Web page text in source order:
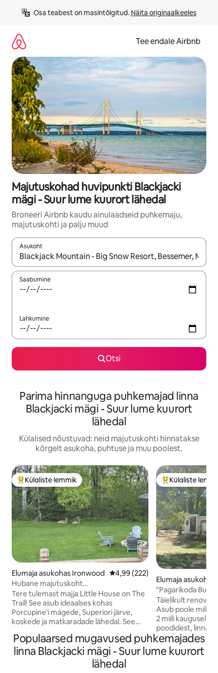
Osa teabest on masintõlgitud. Näita originaalkeeles
Tee endale Airbnb
Majutuskohad huvipunkti Blackjacki
mägi - Suur lume kuurort lähedal
Broneeri Airbnb kaudu ainulaadseid puhkemaju,
majutuskohti ja palju muud
Asukoht
Kui tulemused on kuvatud, liigu ekraanil nooleklahvidega või
Saabumine
Lahkumine
Otsi
Parima hinnanguga puhkemajad linna
Blackjacki mägi - Suur lume kuurort
lähedal
Külalised nõustuvad: neid majutuskohti hinnatakse
kõrgelt asukoha, puhtuse ja muu poolest.
Külaliste suur lemmik
Külaliste lemmik
Elumaja asukohas Ironwood Keskmine hinnang 4,99/5, 222
4,99 (222)
Hubane majutuskoht
Trailil|Saun|Lemmikloomad|Järved|Rajad|Joad
Tere tulemast majja Little House on The
Trail! See asub ideaalses kohas
Porcupine'i mägede, Superiori järve,
koskede ja matkaradade lähedal. See
majutuskoht ühendab endas vanaaegse
võlu ja kaasaegse mugavuse ning seal on
täielikult varustatud köök ja kohvibaar.
Lõõgastu seedrisaunas või kogune
Külaliste suur
Külaliste
Elumaja
"Pagarikoda
majutuskohad ja
Täielikult
Asub poole miili
2 miili kaugusel
poodidest, linna
minuti kaugusel
ja Copper
Populaarsed mugavused puhkemajades
linna Blackjacki mägi - Suur lume kuurort
lähedal